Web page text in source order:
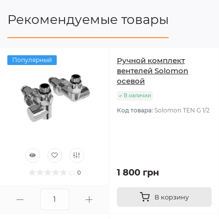
Рекомендуемые товары
Популярный
0
Ручной комплект
вентелей Solomon
осевой
В наличии
Код товара: Solomon TEN G 1/2
1 800 грн
В корзину